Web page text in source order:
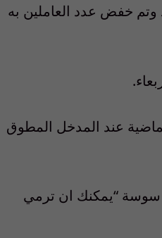
وتم خفض عدد العاملين به
عند المدخل المطوق
سوسة “يمكنك ان ترمي